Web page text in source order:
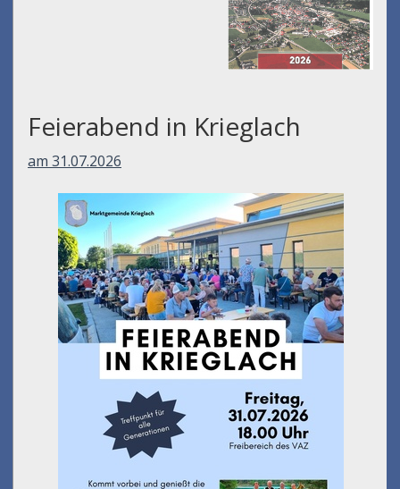
Feierabend in Krieglach
am 31.07.2026